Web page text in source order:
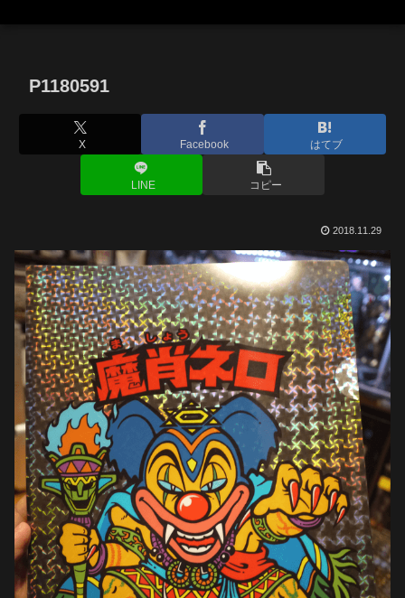
P1180591
X Facebook はてブ
LINE コピー
2018.11.29